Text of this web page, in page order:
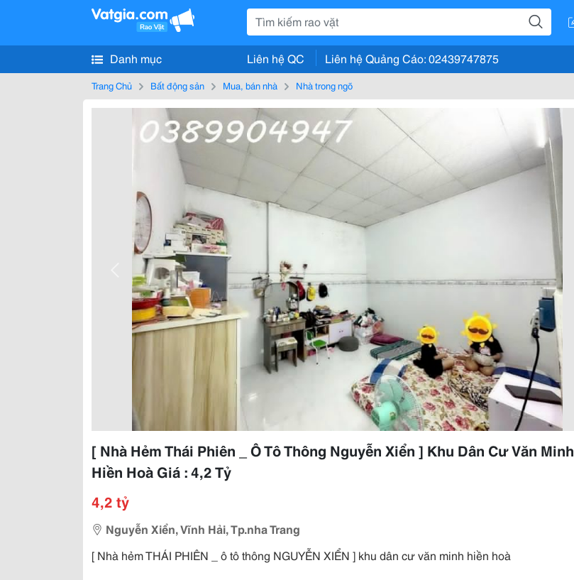
Danh mục Liên hệ QC Liên hệ Quảng Cáo: 02439747875
Trang Chủ Bất động sản Mua, bán nhà Nhà trong ngõ
[ Nhà Hẻm Thái Phiên _ Ô Tô Thông Nguyễn Xiển ] Khu Dân Cư Văn Minh
Hiền Hoà Giá : 4,2 Tỷ
4,2 tỷ
Nguyễn Xiển, Vĩnh Hải, Tp.nha Trang
[ Nhà hẻm THÁI PHIÊN _ ô tô thông NGUYỄN XIỂN ] khu dân cư văn minh hiền hoà